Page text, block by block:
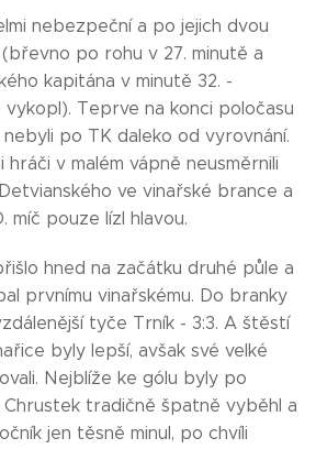
nebezpeční a po jejich dvou
po rohu v 27. minutě a
kapitána v minutě 32. -
Teprve na konci poločasu
po TK daleko od vyrovnání.
hráči v malém vápně neusměrnili
ve vinařské brance a
míč pouze lízl hlavou.
hned na začátku druhé půle a
prvnímu vinařskému. Do branky
tyče Trník - 3:3. A štěstí
byly lepší, avšak své velké
Nejblíže ke gólu byly po
tradičně špatně vyběhl a
jen těsně minul, po chvíli